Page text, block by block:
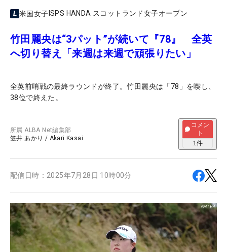
米国女子 ISPS HANDA スコットランド女子オープン
竹田麗央は“3パット”が続いて『78』 全英
へ切り替え「来週は来週で頑張りたい」
全英前哨戦の最終ラウンドが終了。竹田麗央は「78」を喫し、
38位で終えた。
所属ALBA Net編集部
笠井 あかり / Akari Kasai
コメン
ト
1件
配信日時： 2025年7月28日 10時00分